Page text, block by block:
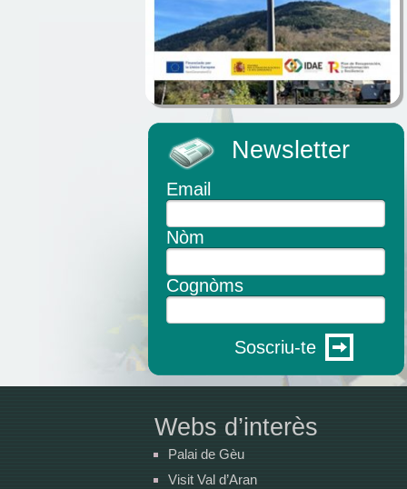
Newsletter
Email
Nòm
Cognòms
Soscriu-te
Webs d’interès
Palai de Gèu
Visit Val d’Aran